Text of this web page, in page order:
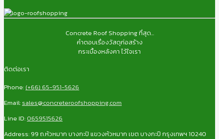
Concrete Roof Shopping ที่สุด...
คำตอบเรื่องวัสดุก่อสร้าง
กระเบื้องหลังคา ไว้ใจเรา
ติดต่อเรา
Phone: (+66) 65-951-5626
Email: sales@concreteroofshopping.com
Line ID: 0659515626
Address: 99 ถ.หัวหมาก บางกะปิ แขวงหัวหมาก เขต บางกะปี กรุงเทพฯ 10240